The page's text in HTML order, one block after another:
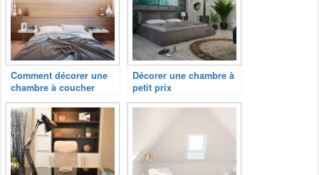
Comment décorer une
chambre à coucher
Décorer une chambre à
petit prix